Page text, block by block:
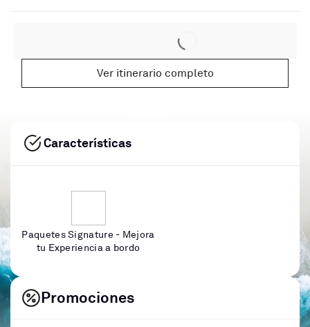
Ver itinerario completo
Características
Paquetes Signature - Mejora
tu Experiencia a bordo
Promociones